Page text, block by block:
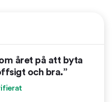
året på att byta
och bra.”